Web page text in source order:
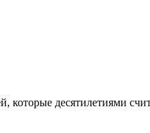
которые десятилетиями